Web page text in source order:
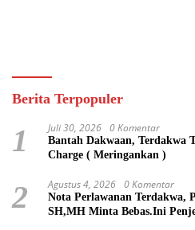
Berita Terpopuler
1 Juli 30, 2026 0 Komentar
Bantah Dakwaan, Terdakwa
Charge ( Meringankan )
2 Agustus 4, 2026 0 Komentar
Nota Perlawanan Terdakwa,
SH,MH Minta Bebas.Ini